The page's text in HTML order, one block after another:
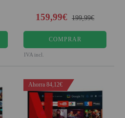
159,99€ 199,99€
COMPRAR
IVA incl.
Ahorra 84,12€